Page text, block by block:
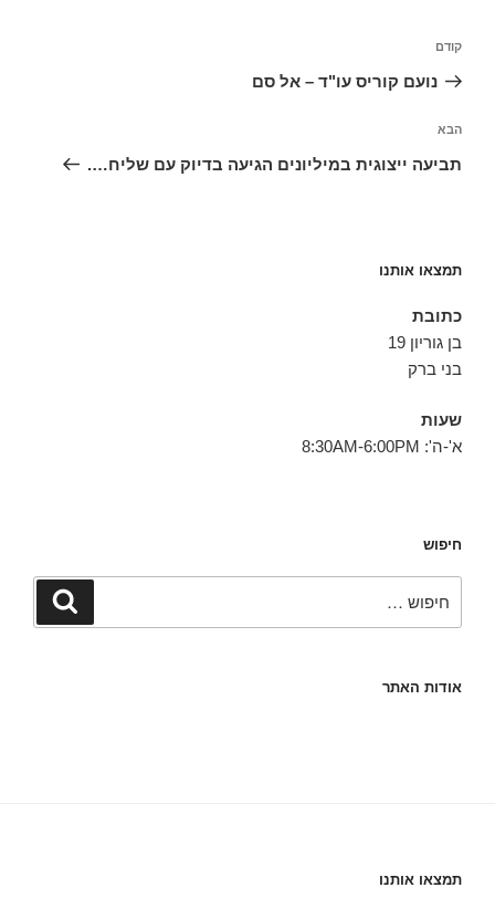
הפוסט
הקודם
קודם
נועם קוריס עו"ד – אל סם
הפוסט
הבא
הבא
תביעה ייצוגית במיליונים הגיעה בדיוק עם שליח….
תמצאו אותנו
כתובת
בן גוריון 19
בני ברק
שעות
א'-ה': 8:30AM-6:00PM
חיפוש
חיפוש
אודות האתר
תמצאו אותנו